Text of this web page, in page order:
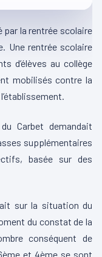
par la rentrée scolaire
Une rentrée scolaire
d’élèves au collège
mobilisés contre la
Carbet demandait
supplémentaires
basée sur des
sur la situation du
du constat de la
conséquent de
et 4ème se sont